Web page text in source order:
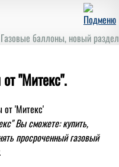
Газовые баллоны, новый раздел
"Митекс".
Вы сможете: купить,
просроченный газовый